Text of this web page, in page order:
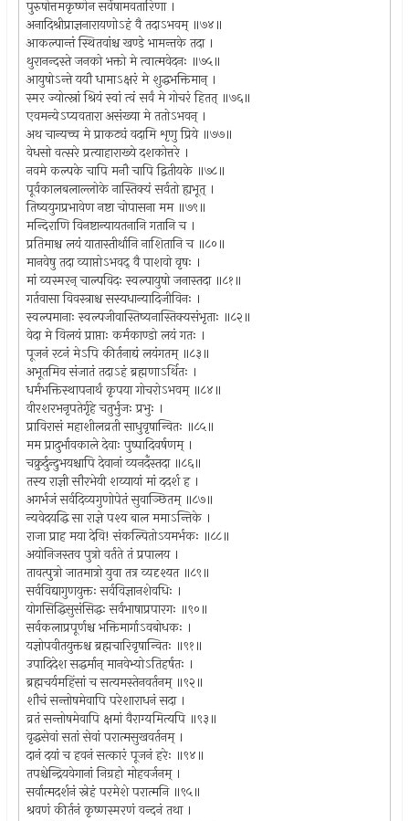
पुरुषोत्तमकृष्णेन सर्वेषामवतारिणा ।
अनादिश्रीप्राज्ञनारायणोऽहं वै तदाऽभवम् ॥७४॥
आकल्पान्तं स्थितवांश्च खण्डे भामन्तके तदा ।
थुरानन्दस्ते जनको भक्तो मे त्वात्मवेदनः ॥७५॥
आयुषोऽन्ते ययौ धामाऽक्षरं मे शुद्धभक्तिमान् ।
स्मर ज्योत्स्नां श्रियं स्वां त्वं सर्वं मे गोचरं हितत् ॥७६॥
एवमन्येऽप्यवतारा असंख्या मे ततोऽभवन् ।
अथ चान्यच्च मे प्राकट्यं वदामि शृणु प्रिये ॥७७॥
वेधसो वत्सरे प्रत्याहाराख्ये दशकोत्तरे ।
नवमे कल्पके चापि मनौ चापि द्वितीयके ॥७८॥
पूर्वकालबलाल्लोके नास्तिक्यं सर्वतो ह्यभूत् ।
तिष्ययुगप्रभावेण नष्टा चोपासना मम ॥७९॥
मन्दिराणि विनष्टान्यायतनानि गतानि च ।
प्रतिमाश्च लयं यातास्तीर्थानि नाशितानि च ॥८०॥
मानवेषु तदा व्याप्तोऽभवद् वै पाशवो वृषः ।
मां व्यस्मरन् चाल्पविदः स्वल्पायुषो जनास्तदा ॥८१॥
गर्तवासा विवस्त्राश्च सस्यधान्यादिजीविनः ।
स्वल्पमानाः स्वल्पजीवास्तिष्यनास्तिक्यसंभृताः ॥८२॥
वेदा मे विलयं प्राप्ताः कर्मकाण्डो लयं गतः ।
पूजनं रटनं मेऽपि कीर्तनाद्यं लयंगतम् ॥८३॥
अभूतमिव संजातं तदाऽहं ब्रह्मणाऽर्थितः ।
धर्मभक्तिस्थापनार्थं कृपया गोचरोऽभवम् ॥८४॥
वीरशरभनृपतेर्गृहे चतुर्भुजः प्रभुः ।
प्राविरासं महाशीलव्रती साधुवृषान्वितः ॥८५॥
मम प्रादुर्भावकाले देवाः पुष्पादिवर्षणम् ।
चक्रुर्दुन्दुभयश्चापि देवानां व्यनदँस्तदा ॥८६॥
तस्य राज्ञी सौरभेयी शय्यायां मां ददर्श ह ।
अगर्भजं सर्वदिव्यगुणोपेतं सुवाञ्छितम् ॥८७॥
न्यवेदयद्धि सा राज्ञे पश्य बाल ममाऽन्तिके ।
राजा प्राह मया देवि! संकल्पितोऽयमर्भकः ॥८८॥
अयोनिजस्तव पुत्रो वर्तते तं प्रपालय ।
तावत्पुत्रो जातमात्रो युवा तत्र व्यदृश्यत ॥८९॥
सर्वविद्यागुणयुक्तः सर्वविज्ञानशेवधिः ।
योगसिद्धिसुसंसिद्धः सर्वभाषाप्रपारगः ॥९०॥
सर्वकलाप्रपूर्णश्च भक्तिमार्गाऽवबोधकः ।
यज्ञोपवीतयुक्तश्च ब्रह्मचारिवृषान्वितः ॥९१॥
उपादिदेश सद्धर्मान् मानवेभ्योऽतिहर्षतः ।
ब्रह्मचर्यमहिंसां च सत्यमस्तेनवर्तनम् ॥९२॥
शौचं सन्तोषमेवापि परेशाराधनं सदा ।
व्रतं सन्तोषमेवापि क्षमां वैराग्यमित्यपि ॥९३॥
वृद्धसेवां सतां सेवां परात्मसुखवर्तनम् ।
दानं दयां च हवनं सत्कारं पूजनं हरेः ॥९४॥
तपश्चेन्द्रियवेगानां निग्रहो मोहवर्जनम् ।
सर्वात्मदर्शनं स्नेहं परमेशे परात्मनि ॥९५॥
श्रवणं कीर्तनं कृष्णस्मरणं वन्दनं तथा ।